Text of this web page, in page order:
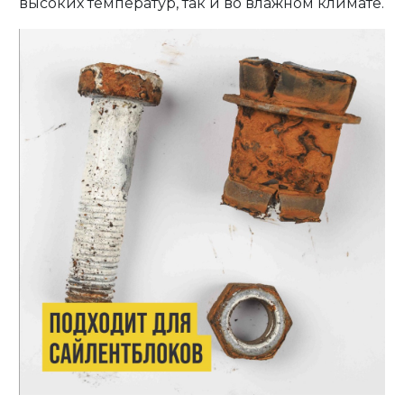
высоких температур, так и во влажном климате.